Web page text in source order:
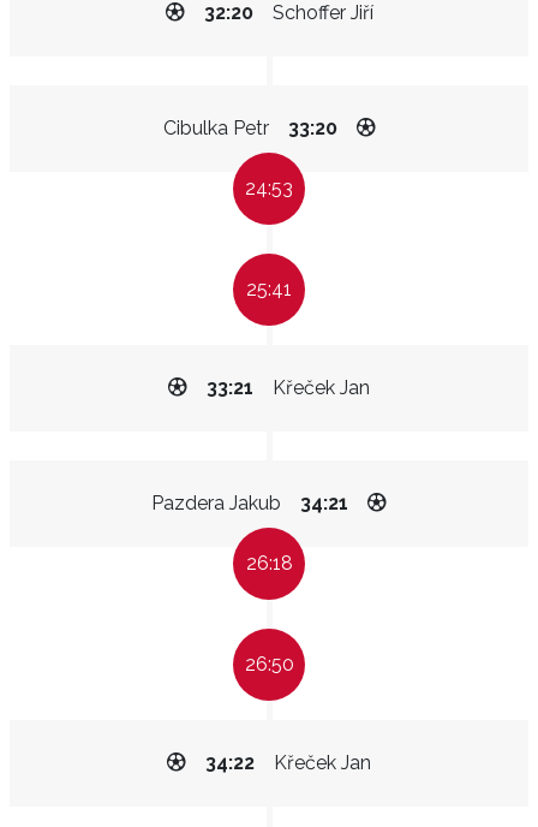
Schoffer Jiří
32:20
Cibulka Petr 33:20
24:53
25:41
Křeček Jan
33:21
Pazdera Jakub 34:21
26:18
26:50
Křeček Jan
34:22